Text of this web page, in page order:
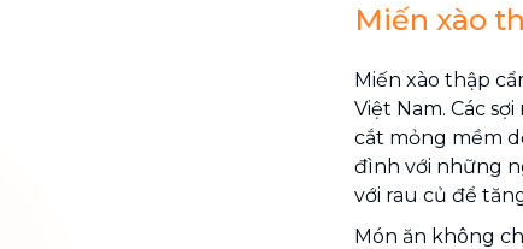
Miến xào
Miến xào thập
Việt Nam. Các
cắt mỏng mềm
đình với những
với rau củ để
Món ăn không